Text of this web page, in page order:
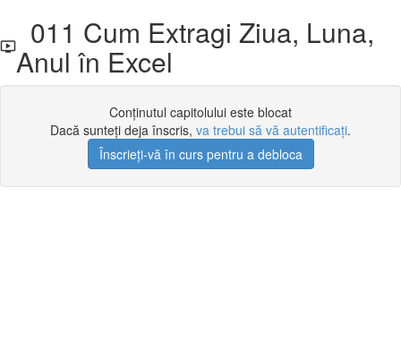
011 Cum Extragi Ziua, Luna,
Anul în Excel
Conținutul capitolului este blocat
Dacă sunteți deja înscris, va trebui să vă autentificați.
Înscrieți-vă în curs pentru a debloca